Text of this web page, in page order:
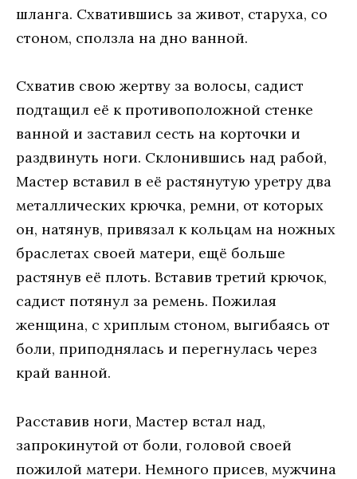
шланга. Схватившись за живот, старуха, со
стоном, сползла на дно ванной.
Схватив свою жертву за волосы, садист
подтащил её к противоположной стенке
ванной и заставил сесть на корточки и
раздвинуть ноги. Склонившись над рабой,
Мастер вставил в её растянутую уретру два
металлических крючка, ремни, от которых
он, натянув, привязал к кольцам на ножных
браслетах своей матери, ещё больше
растянув её плоть. Вставив третий крючок,
садист потянул за ремень. Пожилая
женщина, с хриплым стоном, выгибаясь от
боли, приподнялась и перегнулась через
край ванной.
Расставив ноги, Мастер встал над,
запрокинутой от боли, головой своей
пожилой матери. Немного присев, мужчина